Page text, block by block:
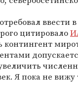
ввести
цитировало
контингент
Я пока не